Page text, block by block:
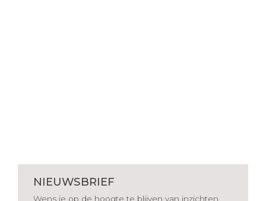
NIEUWSBRIEF
Wens je op de hoogte te blijven van inzichten,